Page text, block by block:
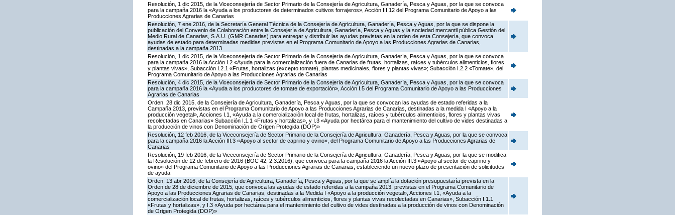
Resolución, 1 dic 2015, de la Viceconsejería de Sector Primario de la Consejería de Agricultura, Ganadería, Pesca y Aguas, por la que se convoca
para la campaña 2016 la «Ayuda a los productores de determinados cultivos forrajeros», Acción III.12 del Programa Comunitario de Apoyo a las
Producciones Agrarias de Canarias
Resolución, 7 ene 2016, de la Secretaría General Técnica de la Consejería de Agricultura, Ganadería, Pesca y Aguas, por la que se dispone la
publicación del Convenio de Colaboración entre la Consejería de Agricultura, Ganadería, Pesca y Aguas y la sociedad mercantil pública Gestión del
Medio Rural de Canarias, S.A.U. (GMR Canarias) para entregar y distribuir las ayudas previstas en la orden de esta Consejería, que convoca
ayudas de estado para determinadas medidas previstas en el Programa Comunitario de Apoyo a las Producciones Agrarias de Canarias,
destinadas a la campaña 2013
Resolución, 1 dic 2015, de la Viceconsejería de Sector Primario de la Consejería de Agricultura, Ganadería, Pesca y Aguas, por la que se convoca
para la campaña 2016 la Acción I.2 «Ayuda para la comercialización fuera de Canarias de frutas, hortalizas, raíces y tubérculos alimenticios, flores
y plantas vivas», Subacción I.2.1 «Frutas, hortalizas (excepto tomate), plantas medicinales, flores y plantas vivas»; Subacción I.2.2 «Tomate», del
Programa Comunitario de Apoyo a las Producciones Agrarias de Canarias
Resolución, 4 dic 2015, de la Viceconsejería de Sector Primario de la Consejería de Agricultura, Ganadería, Pesca y Aguas, por la que se convoca
para la campaña 2016 la «Ayuda a los productores de tomate de exportación», Acción I.5 del Programa Comunitario de Apoyo a las Producciones
Agrarias de Canarias
Orden, 28 dic 2015, de la Consejería de Agricultura, Ganadería, Pesca y Aguas, por la que se convocan las ayudas de estado referidas a la
Campaña 2013, previstas en el Programa Comunitario de Apoyo a las Producciones Agrarias de Canarias, destinadas a la medida I «Apoyo a la
producción vegetal», Acciones I.1, «Ayuda a la comercialización local de frutas, hortalizas, raíces y tubérculos alimenticios, flores y plantas vivas
recolectadas en Canarias» Subacción I.1.1 «Frutas y hortalizas», y I.3 «Ayuda por hectárea para el mantenimiento del cultivo de vides destinadas a
la producción de vinos con Denominación de Origen Protegida (DOP)»
Resolución, 12 feb 2016, de la Viceconsejería de Sector Primario de la Consejería de Agricultura, Ganadería, Pesca y Aguas, por la que se convoca
para la campaña 2016 la Acción III.3 «Apoyo al sector de caprino y ovino», del Programa Comunitario de Apoyo a las Producciones Agrarias de
Canarias
Resolución, 19 feb 2016, de la Viceconsejería de Sector Primario de la Consejería de Agricultura, Ganadería, Pesca y Aguas, por la que se modifica
la Resolución de 12 de febrero de 2016 (BOC 42, 2.3.2016), que convoca para la campaña 2016 la Acción III.3 «Apoyo al sector de caprino y
ovino» del Programa Comunitario de Apoyo a las Producciones Agrarias de Canarias, estableciendo un nuevo plazo de presentación de solicitudes
de ayuda
Orden, 13 abr 2016, de la Consejería de Agricultura, Ganadería, Pesca y Aguas, por la que se amplía la dotación presupuestaría prevista en la
Orden de 28 de diciembre de 2015, que convoca las ayudas de estado referidas a la campaña 2013, previstas en el Programa Comunitario de
Apoyo a las Producciones Agrarias de Canarias, destinadas a la Medida I «Apoyo a la producción vegetal», Acciones I.1, «Ayuda a la
comercialización local de frutas, hortalizas, raíces y tubérculos alimenticios, flores y plantas vivas recolectadas en Canarias», Subacción I.1.1
«Frutas y hortalizas», y I.3 «Ayuda por hectárea para el mantenimiento del cultivo de vides destinadas a la producción de vinos con Denominación
de Origen Protegida (DOP)»